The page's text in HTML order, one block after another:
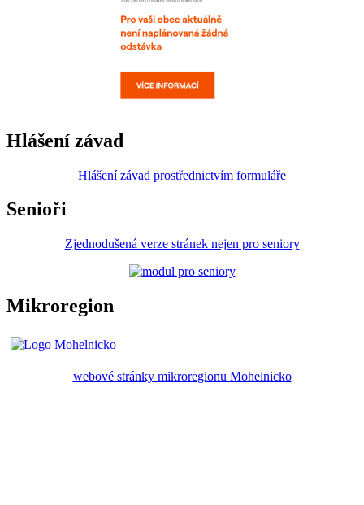
Hlášení závad
Hlášení závad prostřednictvím formuláře
Senioři
Zjednodušená verze stránek nejen pro seniory
Mikroregion
webové stránky mikroregionu Mohelnicko